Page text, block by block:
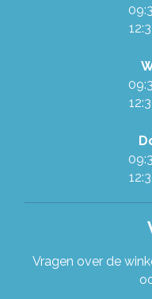
Vragen over de